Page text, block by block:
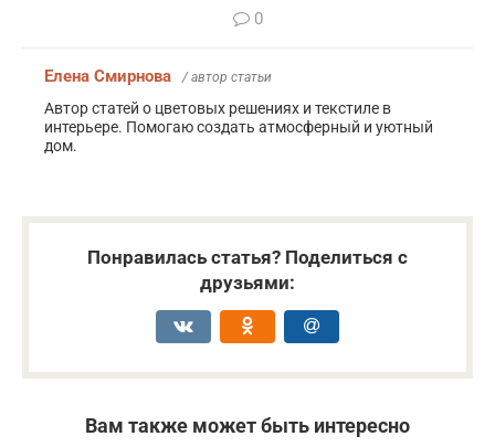
0
Елена Смирнова / автор статьи
Автор статей о цветовых решениях и текстиле в
интерьере. Помогаю создать атмосферный и уютный
дом.
Понравилась статья? Поделиться с
друзьями:
Вам также может быть интересно